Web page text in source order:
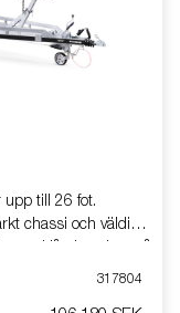
upp till 26 fot.
med låg inverkan på
Varmgalvaniserat
317804